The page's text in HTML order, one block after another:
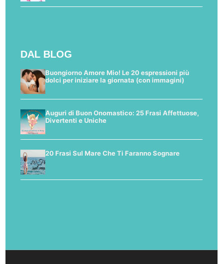
DAL BLOG
Buongiorno Amore Mio! Le 20 espressioni più
dolci per iniziare la giornata (con immagini)
Auguri di Buon Onomastico: 25 Frasi Affettuose,
Divertenti e Uniche
20 Frasi Sul Mare Che Ti Faranno Sognare